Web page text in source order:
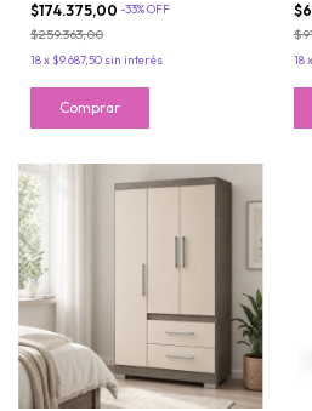
$174.375,00 -33%OFF
$259.363,00
18x $9.687,50 sin interés 18x